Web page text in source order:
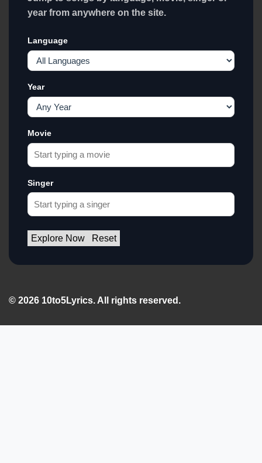
year from anywhere on the site.
Language
Year
Movie
Singer
Explore Now Reset
© 2026 10to5Lyrics. All rights reserved.